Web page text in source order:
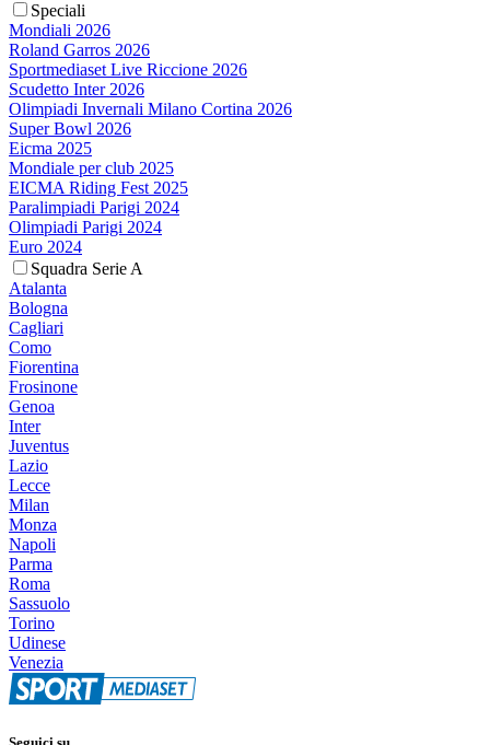
Speciali
Mondiali 2026
Roland Garros 2026
Sportmediaset Live Riccione 2026
Scudetto Inter 2026
Olimpiadi Invernali Milano Cortina 2026
Super Bowl 2026
Eicma 2025
Mondiale per club 2025
EICMA Riding Fest 2025
Paralimpiadi Parigi 2024
Olimpiadi Parigi 2024
Euro 2024
Squadra Serie A
Atalanta
Bologna
Cagliari
Como
Fiorentina
Frosinone
Genoa
Inter
Juventus
Lazio
Lecce
Milan
Monza
Napoli
Parma
Roma
Sassuolo
Torino
Udinese
Venezia